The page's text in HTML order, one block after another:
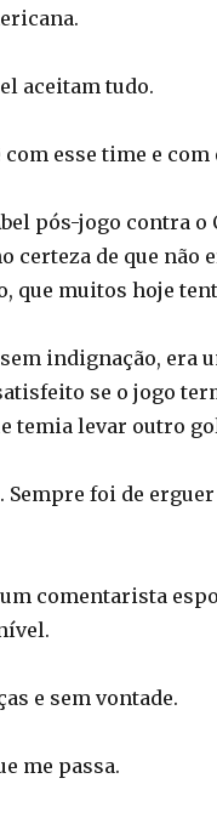
aceitam tudo.
esse time e
pós-jogo contra o
certeza de que não
que muitos hoje
indignação, era
se o jogo
temia levar outro
foi de
comentarista
e sem vontade.
me passa.